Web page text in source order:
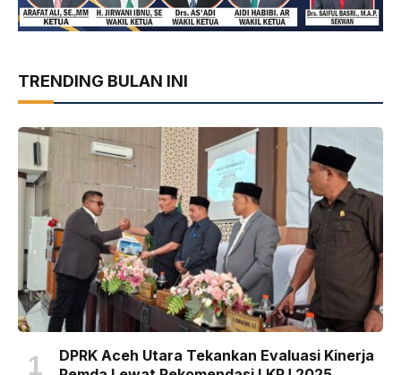
TRENDING BULAN INI
DPRK Aceh Utara Tekankan Evaluasi Kinerja